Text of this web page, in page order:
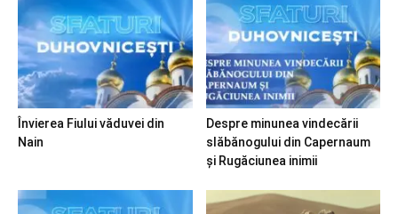
Învierea Fiului văduvei din
Nain
Despre minunea vindecării
slăbănogului din Capernaum
și Rugăciunea inimii